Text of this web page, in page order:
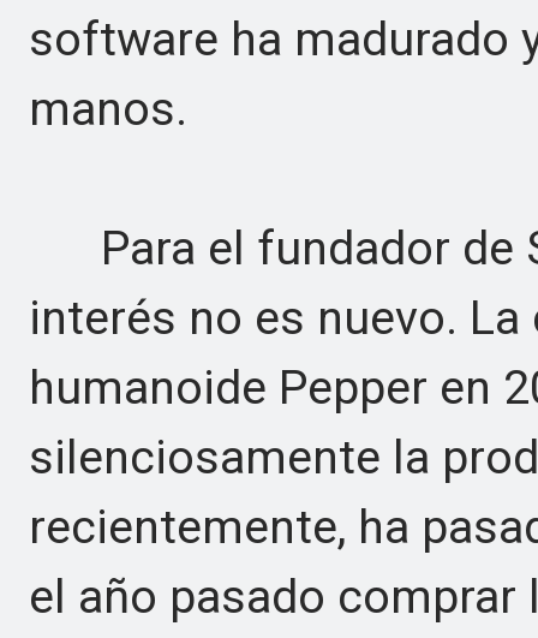
software ha madurado
manos.
Para el fundador de
interés no es nuevo.
humanoide Pepper en
silenciosamente la
recientemente, ha
el año pasado